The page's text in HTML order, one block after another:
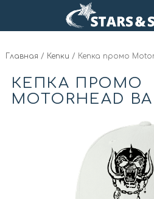
Главная / Кепки / Кепка промо
КЕПКА ПРОМО
MOTORHEAD